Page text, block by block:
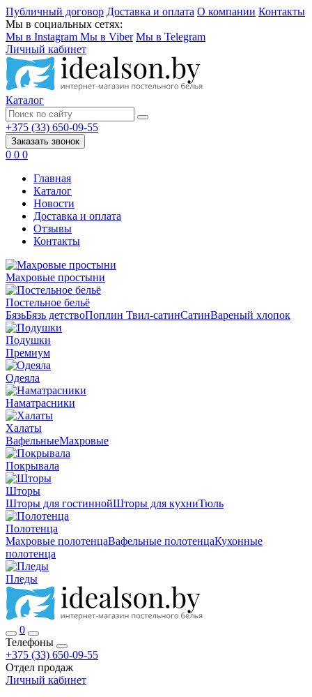
Публичный договор Доставка и оплата О компании Контакты
Мы в социальных сетях:
Мы в Instagram Мы в Viber Мы в Telegram
Личный кабинет
Каталог
+375 (33) 650-09-55
Заказать звонок
0 0 0
Главная
Каталог
Новости
Доставка и оплата
Отзывы
Контакты
Махровые простыни
Постельное бельё
БязьБязь детствоПоплин Твил-сатинСатинВареный хлопок
Подушки
Премиум
Одеяла
Наматрасники
Халаты
ВафельныеМахровые
Покрывала
Шторы
Шторы для гостиннойШторы для кухниТюль
Полотенца
Махровые полотенцаВафельные полотенцаКухонные
полотенца
Пледы
0
Телефоны
+375 (33) 650-09-55
Отдел продаж
Личный кабинет